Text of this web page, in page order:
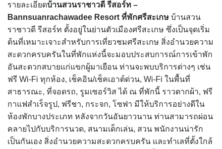
รายละเอียดบ้านสวนราชาวดี รีสอร์ท –
Bannsuanrachawadee Resort ที่พักศรีสะเกษ บ้านสวน
ราชาวดี รีสอร์ท ตั้งอยู่ในย่านตัวเมืองศรีสะเกษ ซึ่งเป็นจุดเริ่ม
ต้นที่เหมาะเจาะสำหรับการเที่ยวชมศรีสะเกษ สิ่งอำนวยความ
สะดวกครบครันในที่พักแห่งนี้จะมอบประสบการณ์การเข้าพัก
อันสะดวกสบายแก่แขกผู้มาเยือน ท่านจะพบบริการต่างๆ เช่น
ฟรี Wi-Fi ทุกห้อง, เช็คอิน/เช็คเอาต์ด่วน, Wi-Fi ในพื้นที่
สาธารณะ, ที่จอดรถ, รูมเซอร์วิส ได้ ณ ที่พักนี้ ราวตากผ้า, ฟรี
กาแฟสำเร็จรูป, ฟรีชา, กระจก, โซฟา มีให้บริการอย่างดีใน
ห้องพักบางประเภท หลังจากวันอันยาวนาน ท่านสามารถผ่อน
คลายไปกับบริการนวด, สนามเด็กเล่น, สวน พนักงานน่ารัก
เป็นกันเอง สิ่งอำนวยความสะดวกครบครัน และทำเลที่ตั้งใกล้